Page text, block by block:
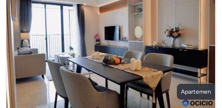
Apartemen